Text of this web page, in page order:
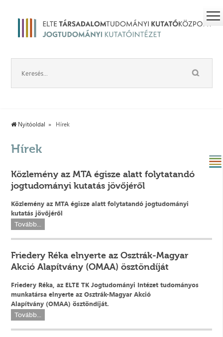
Nyitóoldal Hírek
Hírek
Közlemény az MTA égisze alatt folytatandó
jogtudományi kutatás jövőjéről
Közlemény az MTA égisze alatt folytatandó jogtudományi
kutatás jövőjéről
Tovább...
Friedery Réka elnyerte az Osztrák-Magyar
Akció Alapítvány (OMAA) ösztöndíját
Friedery Réka, az ELTE TK Jogtudományi Intézet tudományos
munkatársa elnyerte az Osztrák-Magyar Akció
Alapítvány (OMAA) ösztöndíját.
Tovább...